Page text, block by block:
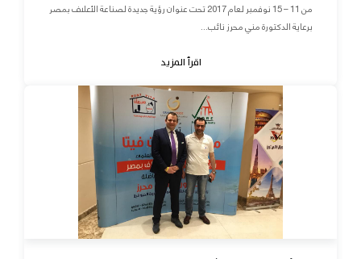
من 11 – 15 نوفمبر لعام 2017 تحت عنوان رؤية جديدة لصناعة الأعلاف بمصر
برعاية الدكتورة مني محرز نائب...
اقرأ المزيد